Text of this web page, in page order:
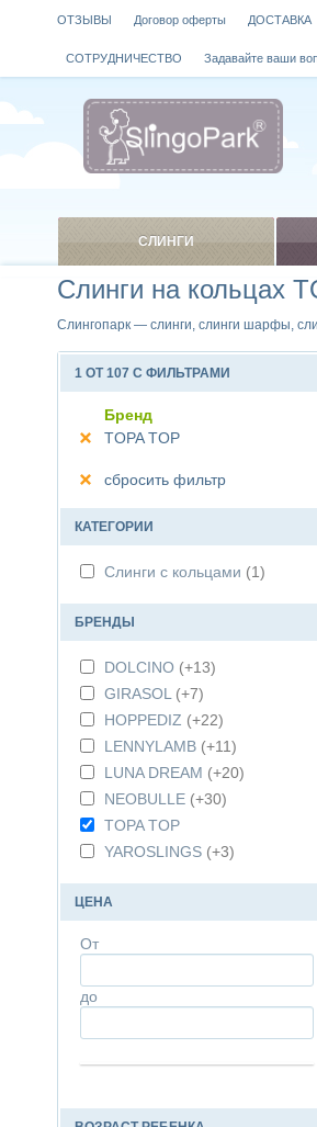
Слинги на кольцах
Слингопарк — слинги, слинги шарфы,
1 ОТ 107 С ФИЛЬТРАМИ
Бренд
TOPA TOP
сбросить фильтр
КАТЕГОРИИ
Слинги с кольцами (1)
БРЕНДЫ
DOLCINO (+13)
GIRASOL (+7)
HOPPEDIZ (+22)
LENNYLAMB (+11)
LUNA DREAM (+20)
NEOBULLE (+30)
TOPA TOP
YAROSLINGS (+3)
ЦЕНА
От
до
ОТЗЫВЫ Договор оферты ДОСТАВКА
СОТРУДНИЧЕСТВО Задавайте ваши
СЛИНГИ